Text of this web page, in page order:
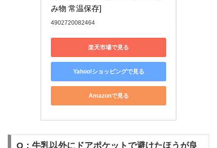
み物 常温保存]
4902720082464
楽天市場で見る
Yahoo!ショッピングで見る
Amazonで見る
Q：牛乳以外にドアポケットで避けたほうが良